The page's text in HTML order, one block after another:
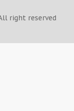
right reserved